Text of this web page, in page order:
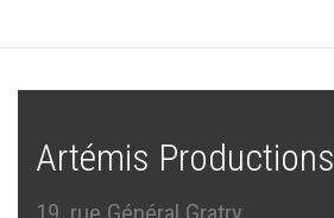
Artémis Productions